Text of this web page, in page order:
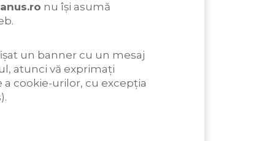
nu își asumă
un banner cu un mesaj
atunci vă exprimați
cookie-urilor, cu excepția